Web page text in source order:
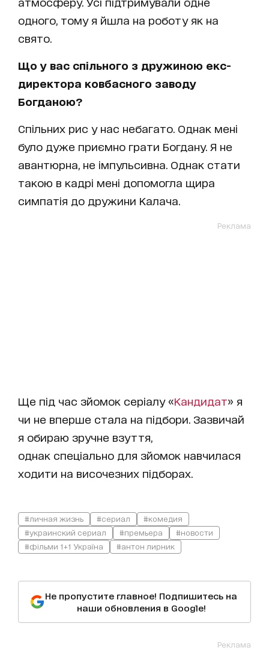
одного, тому я йшла на роботу як на
свято.
Що у вас спільного з дружиною екс-
директора ковбасного заводу
Богданою?
Спільних рис у нас небагато. Однак мені
було дуже приємно грати Богдану. Я не
авантюрна, не імпульсивна. Однак стати
такою в кадрі мені допомогла щира
симпатія до дружини Калача.
Реклама
Ще під час зйомок серіалу «Кандидат» я
чи не вперше стала на підбори. Зазвичай
я обираю зручне взуття,
однак спеціально для зйомок навчилася
ходити на височезних підборах.
#личная жизнь #сериал
#комедия
#украинский сериал
#премьера
#новости
#фільми 1+1 Україна
#антон лирник
Не пропустите главное! Подпишитесь на
наши обновления в Google!
Реклама